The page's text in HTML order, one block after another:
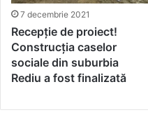
7 decembrie 2021
Recepție de proiect!
Construcția caselor
sociale din suburbia
Rediu a fost finalizată